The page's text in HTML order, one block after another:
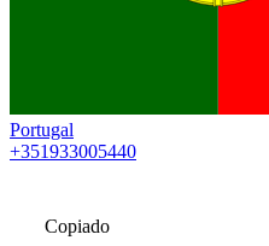
Portugal
+351933005440
Copiado